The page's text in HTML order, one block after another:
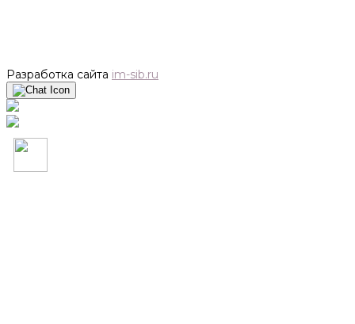
Разработка сайта im-sib.ru